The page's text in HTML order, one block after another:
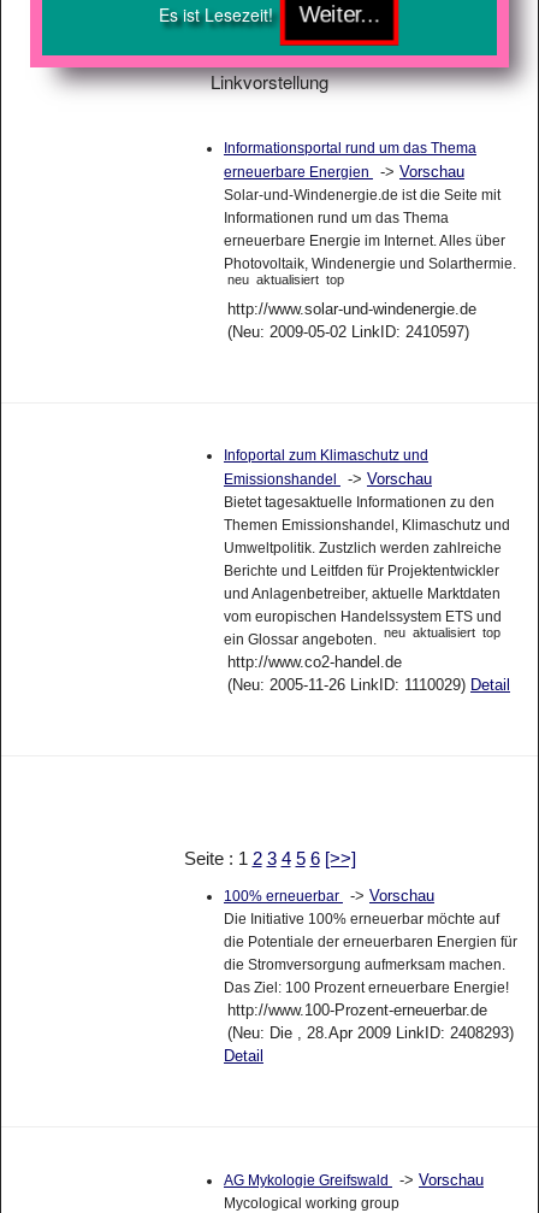
Es ist Lesezeit!
Linkvorstellung
Informationsportal rund um das Thema
erneuerbare Energien
-> Vorschau
Solar-und-Windenergie.de ist die Seite mit
Informationen rund um das Thema
erneuerbare Energie im Internet. Alles über
Photovoltaik, Windenergie und Solarthermie.
neu aktualisiert top
http://www.solar-und-windenergie.de
(Neu: 2009-05-02 LinkID: 2410597)
Infoportal zum Klimaschutz und
Emissionshandel
-> Vorschau
Bietet tagesaktuelle Informationen zu den
Themen Emissionshandel, Klimaschutz und
Umweltpolitik. Zustzlich werden zahlreiche
Berichte und Leitfden für Projektentwickler
und Anlagenbetreiber, aktuelle Marktdaten
vom europischen Handelssystem ETS und
ein Glossar angeboten.
neu aktualisiert top
http://www.co2-handel.de
(Neu: 2005-11-26 LinkID: 1110029) Detail
Seite : 1 2 3 4 5 6 [>>]
100% erneuerbar -> Vorschau
Die Initiative 100% erneuerbar möchte auf
die Potentiale der erneuerbaren Energien für
die Stromversorgung aufmerksam machen.
Das Ziel: 100 Prozent erneuerbare Energie!
http://www.100-Prozent-erneuerbar.de
(Neu: Die , 28.Apr 2009 LinkID: 2408293)
Detail
AG Mykologie Greifswald -> Vorschau
Mycological working group